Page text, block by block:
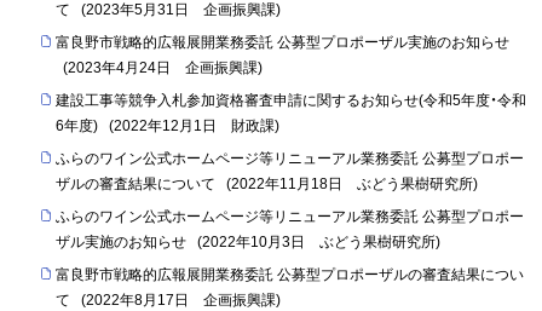
て
(2023年5月31日 企画振興課)
富良野市戦略的広報展開業務委託 公募型プロポーザル実施のお知らせ
(2023年4月24日 企画振興課)
建設工事等競争入札参加資格審査申請に関するお知らせ(令和5年度・令和
6年度)
(2022年12月1日 財政課)
ふらのワイン公式ホームページ等リニューアル業務委託 公募型プロポー
ザルの審査結果について
(2022年11月18日 ぶどう果樹研究所)
ふらのワイン公式ホームページ等リニューアル業務委託 公募型プロポー
ザル実施のお知らせ
(2022年10月3日 ぶどう果樹研究所)
富良野市戦略的広報展開業務委託 公募型プロポーザルの審査結果につい
て
(2022年8月17日 企画振興課)